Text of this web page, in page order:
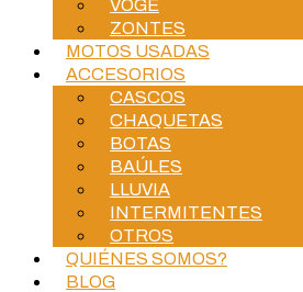
VOGE
ZONTES
MOTOS USADAS
ACCESORIOS
CASCOS
CHAQUETAS
BOTAS
BAÚLES
LLUVIA
INTERMITENTES
OTROS
QUIÉNES SOMOS?
BLOG